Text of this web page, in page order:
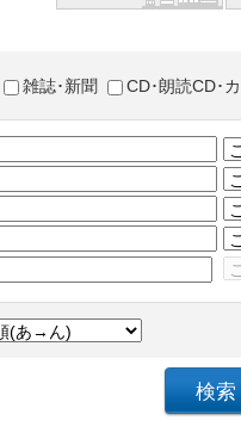
雑誌･新聞 CD･朗読CD･